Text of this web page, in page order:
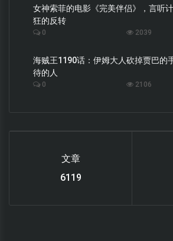
女神索菲的电影《完美伴侣》，言听
狂的反转
0 2039
海贼王1190话：伊姆大人砍掉贾巴的
待的人
0 2106
文章
6119